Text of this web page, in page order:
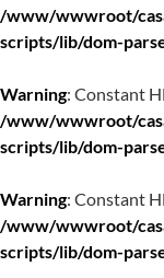
/www/wwwroot/
scripts/lib/dom-
Warning: Constant
/www/wwwroot/
scripts/lib/dom-
Warning: Constant
/www/wwwroot/
scripts/lib/dom-